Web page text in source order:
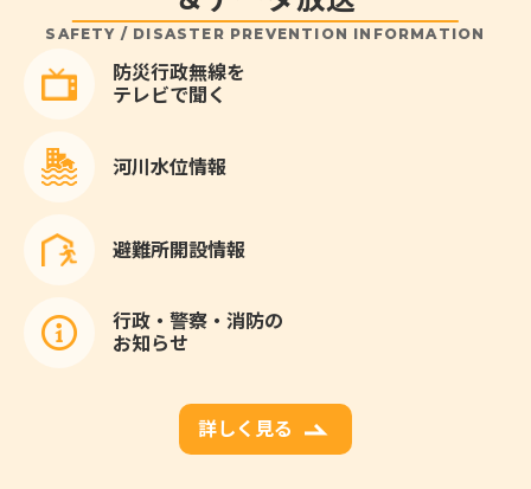
SAFETY / DISASTER PREVENTION INFORMATION
防災行政無線を
テレビで聞く
河川水位情報
避難所開設情報
行政・警察・消防の
お知らせ
詳しく見る